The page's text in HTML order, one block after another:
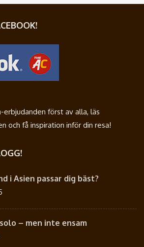
erbjudanden först av alla, läs
och få inspiration inför din resa!
i Asien passar dig bäst?
– men inte ensam